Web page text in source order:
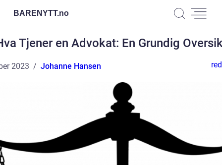
BARENYTT.no
Tjener en Advokat: En Grundig
2023 Johanne Hansen